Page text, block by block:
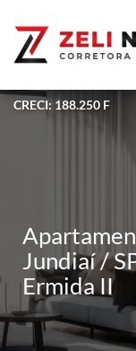
CRECI: 188.250 F
Jundiaí /
Ermida II